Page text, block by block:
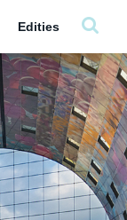
Edities